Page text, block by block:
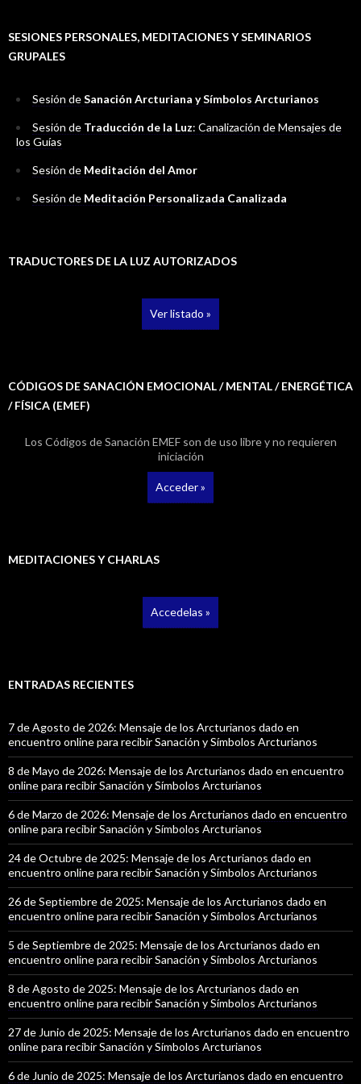
SESIONES PERSONALES, MEDITACIONES Y SEMINARIOS
GRUPALES
Sesión deSanación Arcturiana y Símbolos Arcturianos
Sesión de Traducción de la Luz: Canalización de Mensajes de
los Guías
Sesión de Meditación del Amor
Sesión de Meditación Personalizada Canalizada
TRADUCTORES DE LA LUZ AUTORIZADOS
Ver listado »
CÓDIGOS DE SANACIÓN EMOCIONAL / MENTAL / ENERGÉTICA
/ FÍSICA (EMEF)
Los Códigos de Sanación EMEF son de uso libre y no requieren
iniciación
Acceder »
MEDITACIONES Y CHARLAS
Accedelas »
ENTRADAS RECIENTES
7 de Agosto de 2026: Mensaje de los Arcturianos dado en
encuentro online para recibir Sanación y Símbolos Arcturianos
8 de Mayo de 2026: Mensaje de los Arcturianos dado en encuentro
online para recibir Sanación y Símbolos Arcturianos
6 de Marzo de 2026: Mensaje de los Arcturianos dado en encuentro
online para recibir Sanación y Símbolos Arcturianos
24 de Octubre de 2025: Mensaje de los Arcturianos dado en
encuentro online para recibir Sanación y Símbolos Arcturianos
26 de Septiembre de 2025: Mensaje de los Arcturianos dado en
encuentro online para recibir Sanación y Símbolos Arcturianos
5 de Septiembre de 2025: Mensaje de los Arcturianos dado en
encuentro online para recibir Sanación y Símbolos Arcturianos
8 de Agosto de 2025: Mensaje de los Arcturianos dado en
encuentro online para recibir Sanación y Símbolos Arcturianos
27 de Junio de 2025: Mensaje de los Arcturianos dado en encuentro
online para recibir Sanación y Símbolos Arcturianos
6 de Junio de 2025: Mensaje de los Arcturianos dado en encuentro